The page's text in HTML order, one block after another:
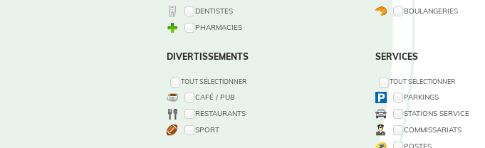
DENTISTES
PHARMACIES
BOULANGERIES
DIVERTISSEMENTS
TOUT SÉLECTIONNER
CAFÉ / PUB
RESTAURANTS
SPORT
SERVICES
TOUT SÉLECTIONNER
PARKINGS
STATIONS SERVICE
COMMISSARIATS
POSTES